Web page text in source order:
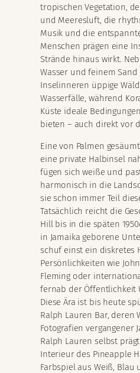
tropischen Vegetation,
und Meeresluft, die
Musik und die
Menschen prägen eine
Strände hinaus wirkt.
Wasser und feinem
Inselinneren üppige
Wasserfälle, während
Küste ideale
bieten – auch direkt vor
Eine von Palmen
eine private Halbinsel
fügen sich weiße und
harmonisch in die
sie schon immer Teil
Tatsächlich reicht die
Hill bis in die späten
in Jamaika geborene
schuf einst ein diskretes
Persönlichkeiten wie
Fleming oder
fernab der Öffentlichkeit
Diese Ära ist bis heute
Ralph Lauren Bar, deren
Fotografien vergangener
Ralph Lauren selbst
Interieur des Pineapple
Farbspiel aus Weiß, Blau